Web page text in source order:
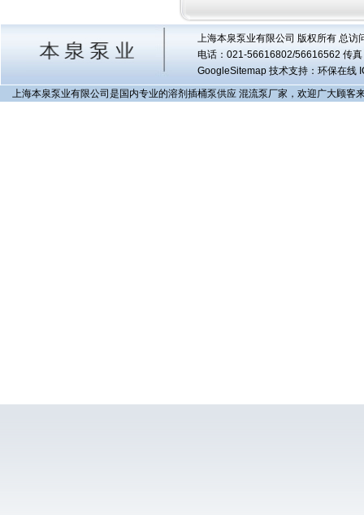
上海本泉泵业有限公司 版权所有 总访
电话：021-56616802/56616562 传
GoogleSitemap技术支持：环保在线
上海本泉泵业有限公司是国内专业的溶剂插桶泵供应 混流泵厂家，欢迎广大顾客